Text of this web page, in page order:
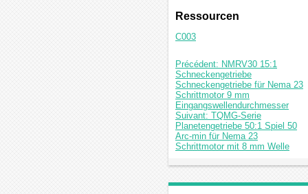
Ressourcen
C003
Précédent: NMRV30 15:1
Schneckengetriebe
Schneckengetriebe für Nema 23
Schrittmotor 9 mm
Eingangswellendurchmesser
Suivant: TQMG-Serie
Planetengetriebe 50:1 Spiel 50
Arc-min für Nema 23
Schrittmotor mit 8 mm Welle